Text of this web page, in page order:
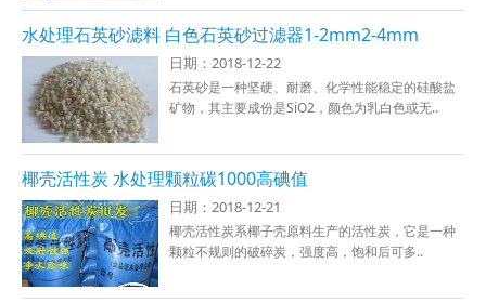
水处理石英砂滤料 白色石英砂过滤器1-2mm2-4mm
日期：2018-12-22
石英砂是一种坚硬、耐磨、化学性能稳定的硅酸盐
矿物，其主要成份是SiO2，颜色为乳白色或无..
椰壳活性炭 水处理颗粒碳1000高碘值
日期：2018-12-21
椰壳活性炭系椰子壳原料生产的活性炭，它是一种
颗粒不规则的破碎炭，强度高，饱和后可多..